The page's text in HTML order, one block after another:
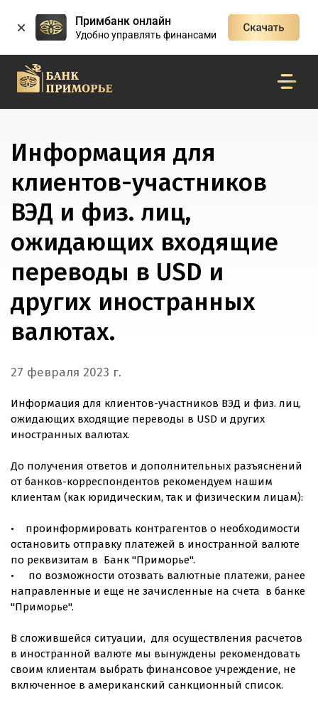
Примбанк онлайн
Удобно управлять финансами
Информация для
клиентов-участников
ВЭД и физ. лиц,
ожидающих входящие
переводы в USD и
других иностранных
валютах.
27 февраля 2023 г.
Информация для клиентов-участников ВЭД и физ. лиц,
ожидающих входящие переводы в USD и других
иностранных валютах.
До получения ответов и дополнительных разъяснений
от банков-корреспондентов рекомендуем нашим
клиентам (как юридическим, так и физическим лицам):
• проинформировать контрагентов о необходимости
остановить отправку платежей в иностранной валюте
по реквизитам в Банк "Приморье".
• по возможности отозвать валютные платежи, ранее
направленные и еще не зачисленные на счета в банке
"Приморье".
В сложившейся ситуации, для осуществления расчетов
в иностранной валюте мы вынуждены рекомендовать
своим клиентам выбрать финансовое учреждение, не
включенное в американский санкционный список.